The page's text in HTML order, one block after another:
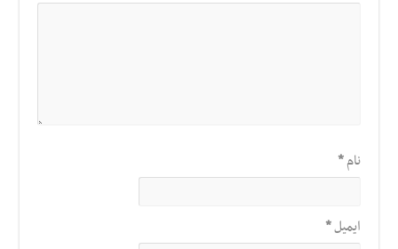
نام*
ایمیل*